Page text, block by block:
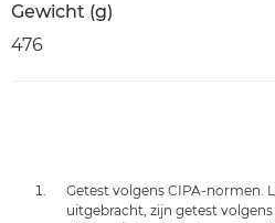
Gewicht (g)
476
Getest volgens CIPA-normen.
uitgebracht, zijn getest